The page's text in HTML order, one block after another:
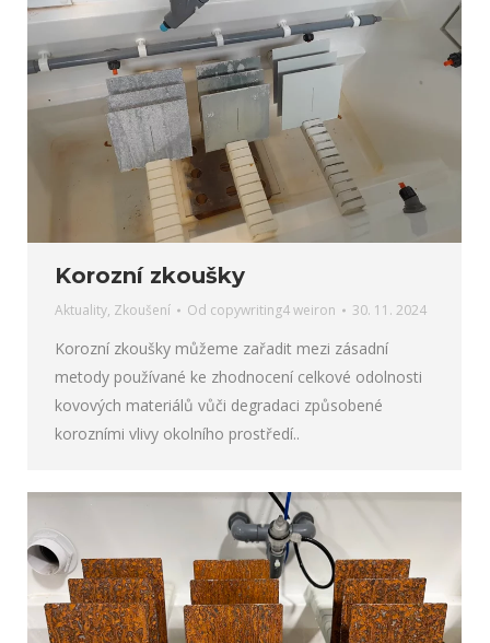
Korozní zkoušky
Aktuality, Zkoušení Od copywriting4 weiron 30. 11. 2024
Korozní zkoušky můžeme zařadit mezi zásadní
metody používané ke zhodnocení celkové odolnosti
kovových materiálů vůči degradaci způsobené
korozními vlivy okolního prostředí..